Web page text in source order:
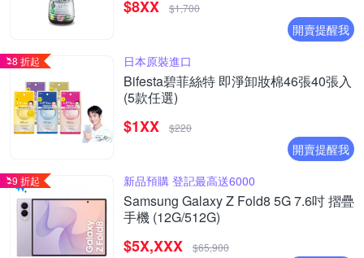
$8XX $1,700
開賣提醒我
8 折起 日本原裝進口
Bifesta碧菲絲特 即淨卸妝棉46張40張入
(5款任選)
$1XX $220
開賣提醒我
9 折起 新品預購 登記最高送6000
Samsung Galaxy Z Fold8 5G 7.6吋 摺疊
手機 (12G/512G)
$5X,XXX $65,900